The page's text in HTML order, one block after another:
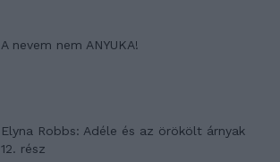
A nevem nem ANYUKA!
Elyna Robbs: Adéle és az örökölt árnyak
12. rész